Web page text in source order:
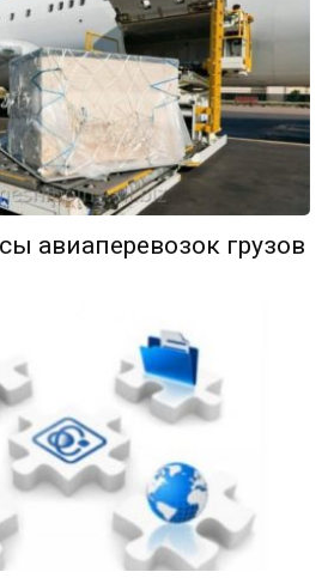
авиаперевозок грузов